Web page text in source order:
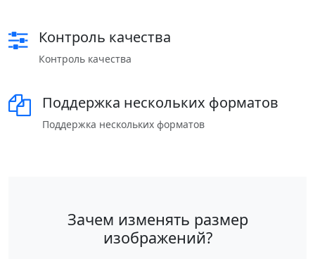
Контроль качества
Контроль качества
Поддержка нескольких форматов
Поддержка нескольких форматов
Зачем изменять размер
изображений?